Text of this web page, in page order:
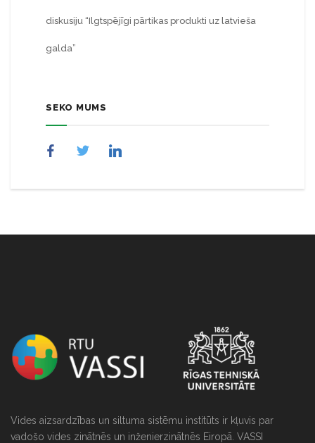
diskusiju “Ilgtspējīgi pārtikas produkti uz latvieša
galda”
SEKO MUMS
Vides aizsardzības un siltuma sistēmu institūts ir kļuvis par
vadošo vides zinātnēs un inženierzinātnēs Eiropā. VASSI